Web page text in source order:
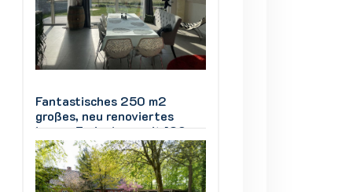
Fantastisches 250 m2
großes, neu renoviertes
Luxus-Ferienhaus mit 180-
Grad-Meerblick